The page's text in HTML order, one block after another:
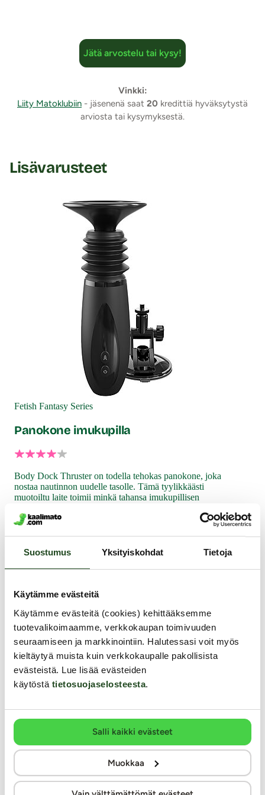
Suostumus Yksityiskohdat Tietoja
Käytämme evästeitä
Käytämme evästeitä (cookies) kehittääksemme
tuotevalikoimaamme, verkkokaupan toimivuuden
seuraamiseen ja markkinointiin. Halutessasi voit myös
kieltäytyä muista kuin verkkokaupalle pakollisista
evästeistä. Lue lisää evästeiden
käytöstä tietosuojaselosteesta.
Salli kaikki evästeet
Muokkaa
Jätä arvostelu tai kysy!
Vinkki:
Liity Matoklubiin - jäsenenä saat 20 kredittiä hyväksytystä
arviosta tai kysymyksestä.
Lisävarusteet
Fetish Fantasy Series
Panokone imukupilla
Body Dock Thruster on todella tehokas panokone, joka
nostaa nautinnon uudelle tasolle. Tämä tyylikkäästi
muotoiltu laite toimii minkä tahansa imukupillisen
monipuolisen ja mukautuvan tuotteen kaikille
käyttäjille.
149.99 €
Samankaltaisia tuotteita
UUTUUSTUOTE